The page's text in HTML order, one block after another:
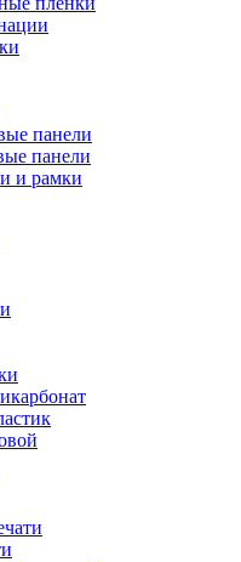
панели
панели
и рамки